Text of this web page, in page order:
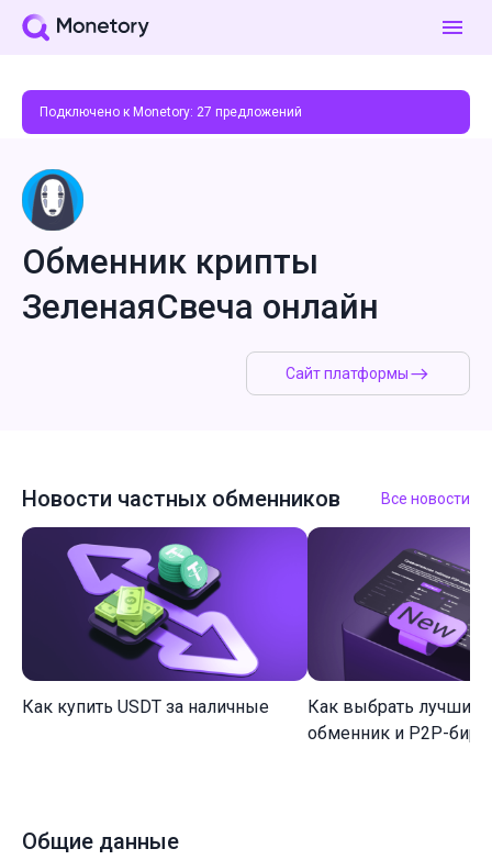
Подключено к Monetory: 27 предложений
Сайт платформы
Обменник крипты
ЗеленаяСвеча онлайн
Новости частных обменников Все новости
Как купить USDT за наличные
Как выбрать лучший
обменник и P2P-
Общие данные